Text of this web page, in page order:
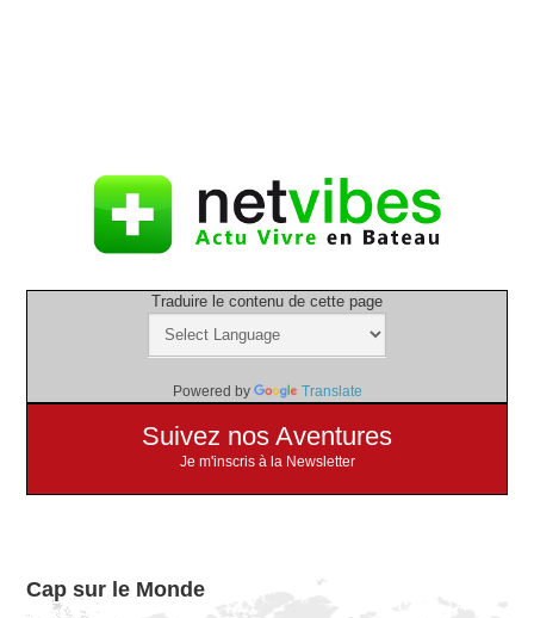
Traduire le contenu de cette page
Powered by Translate
Suivez nos Aventures
Je m'inscris à la Newsletter
Cap sur le Monde